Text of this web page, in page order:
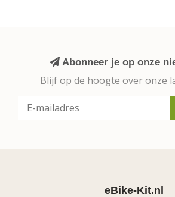
Abonneer je op onze
Blijf op de hoogte over onze
eBike-Kit.nl